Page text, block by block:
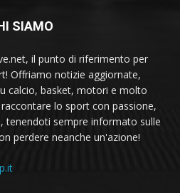
SIAMO
il punto di riferimento per
Offriamo notizie aggiornate,
calcio, basket, motori e molto
lo sport con passione,
tenendoti sempre informato sulle
perdere neanche un'azione!